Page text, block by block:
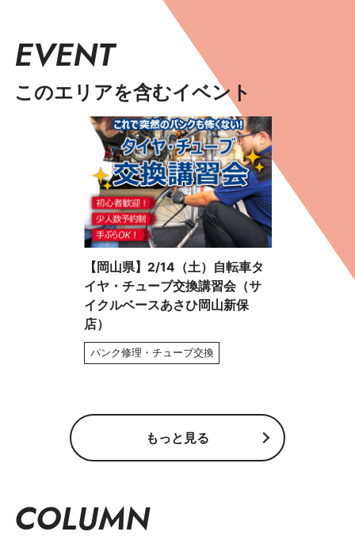
EVENT
このエリアを含むイベント
【岡山県】2/14（土）自転車タ
イヤ・チューブ交換講習会（サ
イクルベースあさひ岡山新保
店）
パンク修理・チューブ交換
もっと見る
COLUMN